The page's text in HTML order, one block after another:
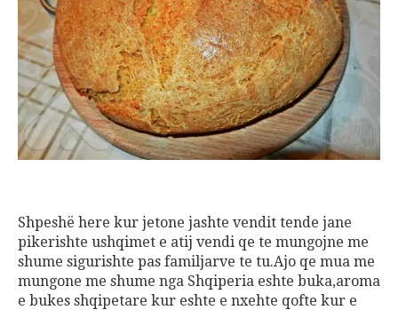
Shpeshë here kur jetone jashte vendit tende jane
pikerishte ushqimet e atij vendi qe te mungojne me
shume sigurishte pas familjarve te tu.Ajo qe mua me
mungone me shume nga Shqiperia eshte buka,aroma
e bukes shqipetare kur eshte e nxehte qofte kur e